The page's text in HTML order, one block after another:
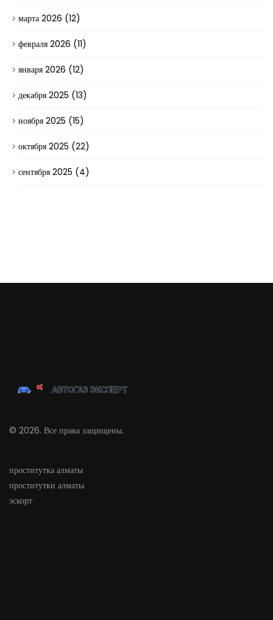
марта 2026 (12)
февраля 2026 (11)
января 2026 (12)
декабря 2025 (13)
ноября 2025 (15)
октября 2025 (22)
сентября 2025 (4)
© 2026. Все права защищены.
проститутка алматы
проститутки алматы
эскорт